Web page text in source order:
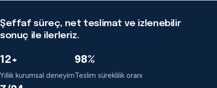
Şeffaf süreç, net teslimat ve izlenebilir
sonuç ile ilerleriz.
12+
Yıllık kurumsal deneyim
98%
Teslim süreklilik oranı